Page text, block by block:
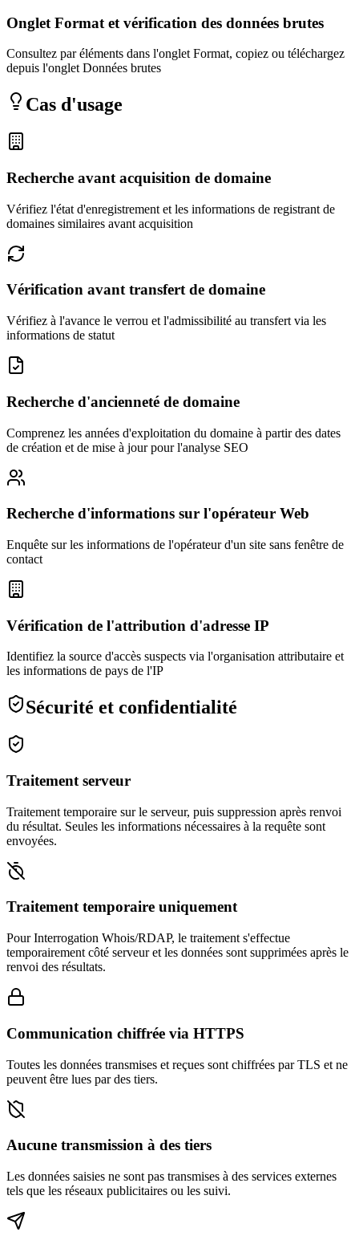
Onglet Format et vérification des données brutes
Consultez par éléments dans l'onglet Format, copiez ou téléchargez
depuis l'onglet Données brutes
Cas d'usage
Recherche avant acquisition de domaine
Vérifiez l'état d'enregistrement et les informations de registrant de
domaines similaires avant acquisition
Vérification avant transfert de domaine
Vérifiez à l'avance le verrou et l'admissibilité au transfert via les
informations de statut
Recherche d'ancienneté de domaine
Comprenez les années d'exploitation du domaine à partir des dates
de création et de mise à jour pour l'analyse SEO
Recherche d'informations sur l'opérateur Web
Enquête sur les informations de l'opérateur d'un site sans fenêtre de
contact
Vérification de l'attribution d'adresse IP
Identifiez la source d'accès suspects via l'organisation attributaire et
les informations de pays de l'IP
Sécurité et confidentialité
Traitement serveur
Traitement temporaire sur le serveur, puis suppression après renvoi
du résultat. Seules les informations nécessaires à la requête sont
envoyées.
Traitement temporaire uniquement
Pour Interrogation Whois/RDAP, le traitement s'effectue
temporairement côté serveur et les données sont supprimées après le
renvoi des résultats.
Communication chiffrée via HTTPS
Toutes les données transmises et reçues sont chiffrées par TLS et ne
peuvent être lues par des tiers.
Aucune transmission à des tiers
Les données saisies ne sont pas transmises à des services externes
tels que les réseaux publicitaires ou les suivi.